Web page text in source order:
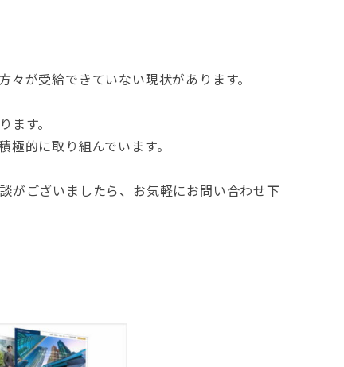
が受給できていない現状があります。
す。
的に取り組んでいます。
がございましたら、お気軽にお問い合わせ下